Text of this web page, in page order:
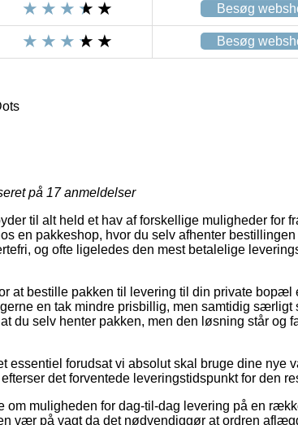
Besøg
Besøg
på 17anmeldelser
til alt held et hav af forskellige muligheder for
en pakkeshop, hvor du selv afhenter
og ofte ligeledes den mest betalelige
at bestille pakken til levering til din private bopæl
en tak mindre prisbillig, men samtidig særligt
du selv henter pakken, men den løsning står og
essentiel forudsat vi absolut skal bruge dine nye
det forventede leveringstidspunkt for den
om muligheden for dag-til-dag levering på en
vær på vagt da det nødvendiggør at ordren